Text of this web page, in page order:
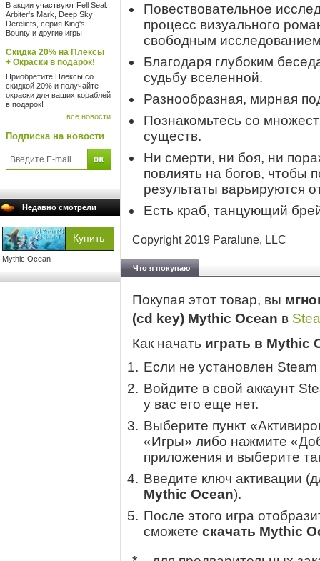
В акции участвуют Fell Seal:
Arbiter's Mark, Deep Sky
Derelicts, серия King's
Bounty и другие игры
Скидка 20% на Плексы
+ Окраски в подарок!
Приобретите Плексы со
скидкой 20% и получайте
окраски для ваших кораблей
в подарок!
все новости
Подписка на новости
Недавно смотрели
Mythic Ocean
Повествовательное
процесс визуального
свободным
Благодаря глубоким
судьбу вселенной.
Разнообразная, мирная
Познакомьтесь со
существ.
Ни смерти, ни боя, ни
повлиять на богов, чтобы
результаты варьируются
Есть краб, танцующий
Copyright 2019 Paralune, LLC
Что я покупаю
Покупая этот товар, вы
(cd key) Mythic Ocean в
Как начать играть в Mythic
Если не установлен
Войдите в свой аккаунт
у вас его еще нет.
Выберите пункт
«Игры» либо нажмите
приложения и выберите
Введите ключ активации
Mythic Ocean).
После этого игра
сможете скачать Mythic